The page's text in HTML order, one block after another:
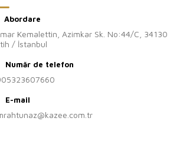
Abordare
Kemalettin, Azimkar Sk. No:44/C, 34130
/ İstanbul
Număr de telefon
E-mail